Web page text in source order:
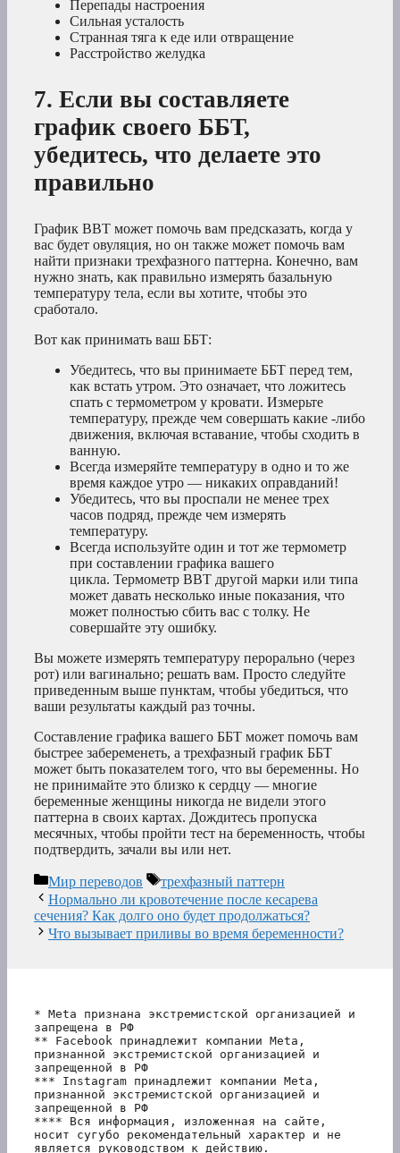
Перепады настроения
Сильная усталость
Странная тяга к еде или отвращение
Расстройство желудка
7. Если вы составляете
график своего ББТ,
убедитесь, что делаете это
правильно
График BBT может помочь вам предсказать, когда у
вас будет овуляция, но он также может помочь вам
найти признаки трехфазного паттерна. Конечно, вам
нужно знать, как правильно измерять базальную
температуру тела, если вы хотите, чтобы это
сработало.
Вот как принимать ваш ББТ:
Убедитесь, что вы принимаете ББТ перед тем,
как встать утром. Это означает, что ложитесь
спать с термометром у кровати. Измерьте
температуру, прежде чем совершать какие -либо
движения, включая вставание, чтобы сходить в
ванную.
Всегда измеряйте температуру в одно и то же
время каждое утро — никаких оправданий!
Убедитесь, что вы проспали не менее трех
часов подряд, прежде чем измерять
температуру.
Всегда используйте один и тот же термометр
при составлении графика вашего
цикла. Термометр BBT другой марки или типа
может давать несколько иные показания, что
может полностью сбить вас с толку. Не
совершайте эту ошибку.
Вы можете измерять температуру перорально (через
рот) или вагинально; решать вам. Просто следуйте
приведенным выше пунктам, чтобы убедиться, что
ваши результаты каждый раз точны.
Составление графика вашего ББТ может помочь вам
быстрее забеременеть, а трехфазный график ББТ
может быть показателем того, что вы беременны. Но
не принимайте это близко к сердцу — многие
беременные женщины никогда не видели этого
паттерна в своих картах. Дождитесь пропуска
месячных, чтобы пройти тест на беременность, чтобы
подтвердить, зачали вы или нет.
Рубрики
Мир переводов Метки
трехфазный паттерн
Нормально ли кровотечение после кесарева
сечения? Как долго оно будет продолжаться?
Что вызывает приливы во время беременности?
* Meta признана экстремистской организацией и
запрещена в РФ
** Facebook принадлежит компании Meta,
признанной экстремистской организацией и
запрещенной в РФ
*** Instagram принадлежит компании Meta,
признанной экстремистской организацией и
запрещенной в РФ
**** Вся информация, изложенная на сайте,
носит сугубо рекомендательный характер и не
является руководством к действию.